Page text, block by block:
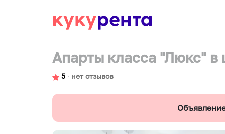
Апарты класса "Люкс" в
5 ∙ нет отзывов